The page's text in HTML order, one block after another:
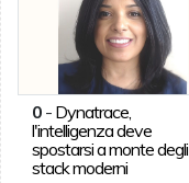
0- Dynatrace,
l'intelligenza deve
spostarsi a monte degli
stack moderni